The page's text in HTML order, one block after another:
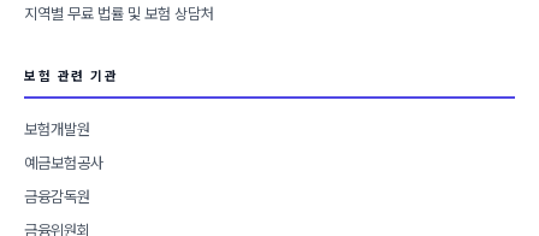
지역별 무료 법률 및 보험 상담처
보험 관련 기관
보험개발원
예금보험공사
금융감독원
금융위원회